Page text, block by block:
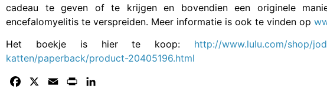
cadeau te geven of te krijgen en bovendien een originele
encefalomyelitis te verspreiden. Meer informatie is ook te vinden op
Het boekje is hier te koop: http://www.lulu.com/shop/
katten/paperback/product-20405196.html
Facebook Email Print